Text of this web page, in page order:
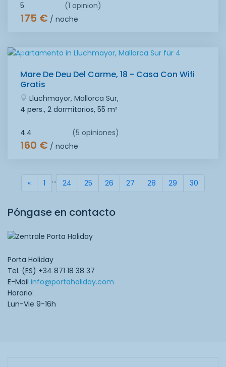
5 (1 opinion)
175 € / noche
Mare De Deu Del Carme, 18 - Casa Con Wifi
Gratis
Lluchmayor, Mallorca Sur,
4 pers., 2 dormitorios, 55 m²
4.4 (5 opiniones)
160 € / noche
« zurück
1 ... 24 25 26 27 28 29 30
Póngase en contacto
Porta Holiday
Tel. (ES) +34 871 18 38 37
E-Mail info@portaholiday.com
Horario:
Lun-Vie 9-16h